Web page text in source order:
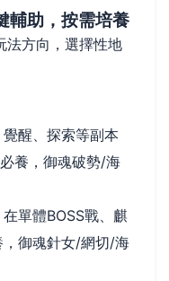
輔助，按需培養
法方向，選擇性地
覺醒、探索等副本
養，御魂破勢/海
單體BOSS戰、麒
御魂針女/網切/海